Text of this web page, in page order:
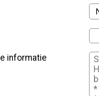
informatie